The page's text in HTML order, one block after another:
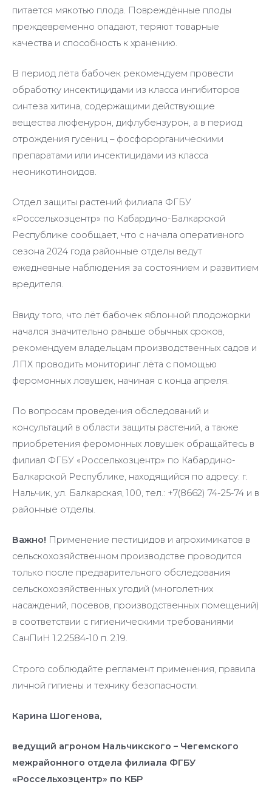
питается мякотью плода. Повреждённые плоды
преждевременно опадают, теряют товарные
качества и способность к хранению.
В период лёта бабочек рекомендуем провести
обработку инсектицидами из класса ингибиторов
синтеза хитина, содержащими действующие
вещества люфенурон, дифлубензурон, а в период
отрождения гусениц – фосфорорганическими
препаратами или инсектицидами из класса
неоникотиноидов.
Отдел защиты растений филиала ФГБУ
«Россельхозцентр» по Кабардино-Балкарской
Республике сообщает, что с начала оперативного
сезона 2024 года районные отделы ведут
ежедневные наблюдения за состоянием и развитием
вредителя.
Ввиду того, что лёт бабочек яблонной плодожорки
начался значительно раньше обычных сроков,
рекомендуем владельцам производственных садов и
ЛПХ проводить мониторинг лёта с помощью
феромонных ловушек, начиная с конца апреля.
По вопросам проведения обследований и
консультаций в области защиты растений, а также
приобретения феромонных ловушек обращайтесь в
филиал ФГБУ «Россельхозцентр» по Кабардино-
Балкарской Республике, находящийся по адресу: г.
Нальчик, ул. Балкарская, 100, тел.: +7(8662) 74-25-74 и в
районные отделы.
Важно! Применение пестицидов и агрохимикатов в
сельскохозяйственном производстве проводится
только после предварительного обследования
сельскохозяйственных угодий (многолетних
насаждений, посевов, производственных помещений)
в соответствии с гигиеническими требованиями
СанПиН 1.2.2584-10 п. 2.19.
Строго соблюдайте регламент применения, правила
личной гигиены и технику безопасности.
Карина Шогенова,
ведущий агроном Нальчикского – Чегемского
межрайонного отдела филиала ФГБУ
«Россельхозцентр» по КБР